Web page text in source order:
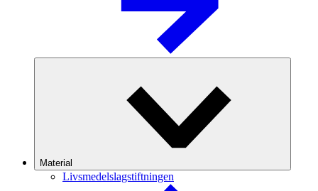
Material
Livsmedelslagstiftningen